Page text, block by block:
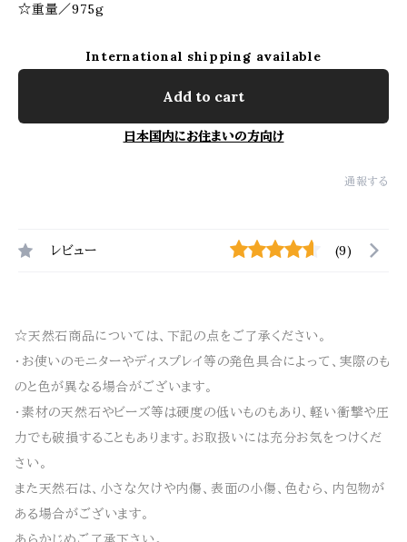
☆重量／975g
International shipping available
Add to cart
日本国内にお住まいの方向け
通報する
レビュー (9)
☆天然石商品については、下記の点をご了承ください。
・お使いのモニターやディスプレイ等の発色具合によって、実際のも
のと色が異なる場合がございます。
・素材の天然石やビーズ等は硬度の低いものもあり、軽い衝撃や圧
力でも破損することもあります。お取扱いには充分お気をつけくだ
さい。
また天然石は、小さな欠けや内傷、表面の小傷、色むら、内包物が
ある場合がございます。